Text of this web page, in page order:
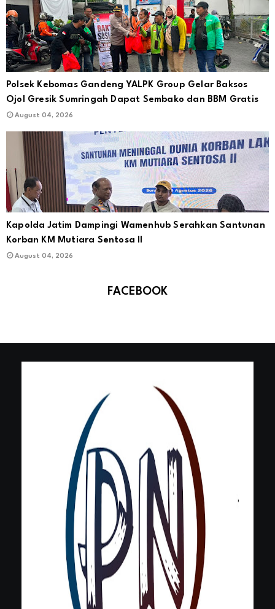
Polsek Kebomas Gandeng YALPK Group Gelar Baksos
Ojol Gresik Sumringah Dapat Sembako dan BBM Gratis
August 04, 2026
Kapolda Jatim Dampingi Wamenhub Serahkan Santunan
Korban KM Mutiara Sentosa II
August 04, 2026
FACEBOOK